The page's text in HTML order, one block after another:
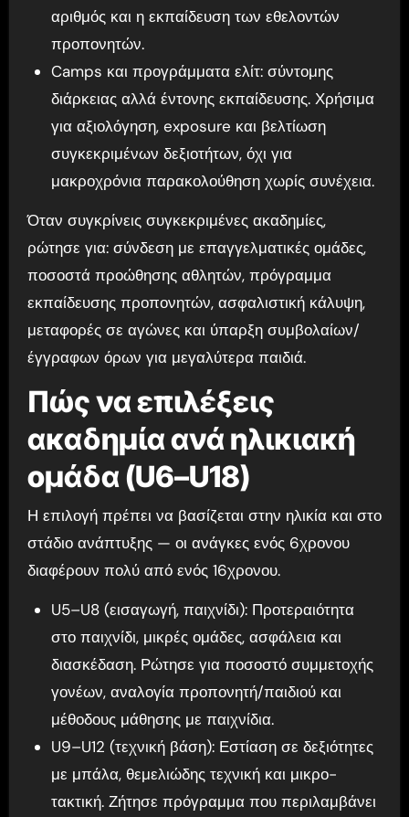
αριθμός και η εκπαίδευση των εθελοντών
προπονητών.
Camps και προγράμματα ελίτ: σύντομης
διάρκειας αλλά έντονης εκπαίδευσης. Χρήσιμα
για αξιολόγηση, exposure και βελτίωση
συγκεκριμένων δεξιοτήτων, όχι για
μακροχρόνια παρακολούθηση χωρίς συνέχεια.
Όταν συγκρίνεις συγκεκριμένες ακαδημίες,
ρώτησε για: σύνδεση με επαγγελματικές ομάδες,
ποσοστά προώθησης αθλητών, πρόγραμμα
εκπαίδευσης προπονητών, ασφαλιστική κάλυψη,
μεταφορές σε αγώνες και ύπαρξη συμβολαίων/
έγγραφων όρων για μεγαλύτερα παιδιά.
Πώς να επιλέξεις
ακαδημία ανά ηλικιακή
ομάδα (U6–U18)
Η επιλογή πρέπει να βασίζεται στην ηλικία και στο
στάδιο ανάπτυξης — οι ανάγκες ενός 6χρονου
διαφέρουν πολύ από ενός 16χρονου.
U5–U8 (εισαγωγή, παιχνίδι): Προτεραιότητα
στο παιχνίδι, μικρές ομάδες, ασφάλεια και
διασκέδαση. Ρώτησε για ποσοστό συμμετοχής
γονέων, αναλογία προπονητή/παιδιού και
μέθοδους μάθησης με παιχνίδια.
U9–U12 (τεχνική βάση): Εστίαση σε δεξιότητες
με μπάλα, θεμελιώδης τεχνική και μικρο-
τακτική. Ζήτησε πρόγραμμα που περιλαμβάνει